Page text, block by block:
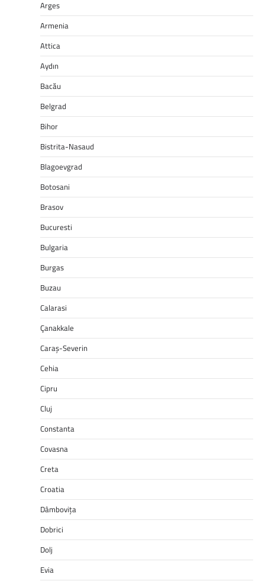
Arges
Armenia
Attica
Aydın
Bacău
Belgrad
Bihor
Bistrita-Nasaud
Blagoevgrad
Botosani
Brasov
Bucuresti
Bulgaria
Burgas
Buzau
Calarasi
Çanakkale
Caraș-Severin
Cehia
Cipru
Cluj
Constanta
Covasna
Creta
Croatia
Dâmbovița
Dobrici
Dolj
Evia